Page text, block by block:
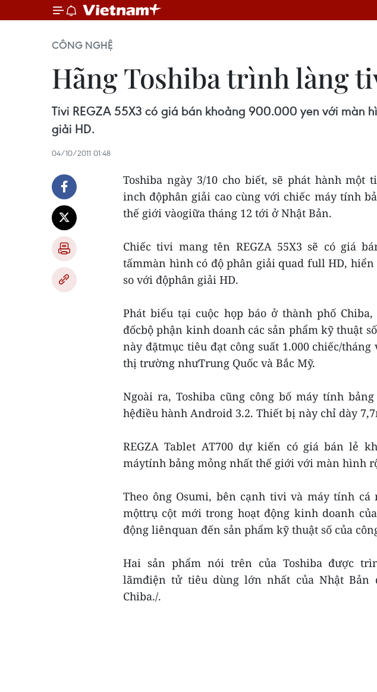
CÔNG NGHỆ
Hãng Toshiba trình làng
Tivi REGZA 55X3 có giá bán khoảng 900.000 yen với màn
giải HD.
04/10/2011 01:48
Toshiba ngày 3/10 cho biết, sẽ phát hành một
inch độphân giải cao cùng với chiếc máy tính
thế giới vàogiữa tháng 12 tới ở Nhật Bản.
Chiếc tivi mang tên REGZA 55X3 sẽ có giá
tấmmàn hình có độ phân giải quad full HD,
so với độphân giải HD.
Phát biểu tại cuộc họp báo ở thành phố
đốcbộ phận kinh doanh các sản phẩm kỹ thuật
này đặtmục tiêu đạt công suất 1.000 chiếc/
thị trường nhưTrung Quốc và Bắc Mỹ.
Ngoài ra, Toshiba cũng công bố máy tính bảng
hệđiều hành Android 3.2. Thiết bị này chỉ dày
REGZA Tablet AT700 dự kiến có giá bán lẻ
máytính bảng mỏng nhất thế giới với màn hình
Theo ông Osumi, bên cạnh tivi và máy tính
mộttrụ cột mới trong hoạt động kinh doanh
động liênquan đến sản phẩm kỹ thuật số của
Hai sản phẩm nói trên của Toshiba được
lãmđiện tử tiêu dùng lớn nhất của Nhật Bản
Chiba./.